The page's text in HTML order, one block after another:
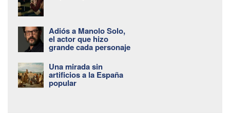
Adiós a Manolo Solo,
el actor que hizo
grande cada personaje
Una mirada sin
artificios a la España
popular